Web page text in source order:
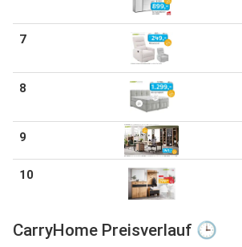
7
8
9
10
CarryHome Preisverlauf 🕒